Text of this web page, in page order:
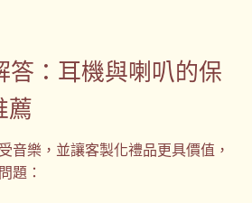
答：耳機與喇叭的保
薦
音樂，並讓客製化禮品更具價值，
題：